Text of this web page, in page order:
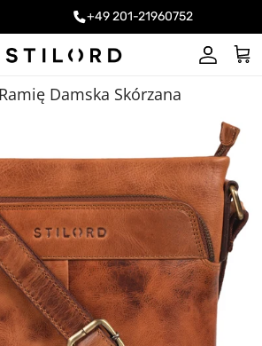
+49 201-21960752
Konto
Damska Skórzana